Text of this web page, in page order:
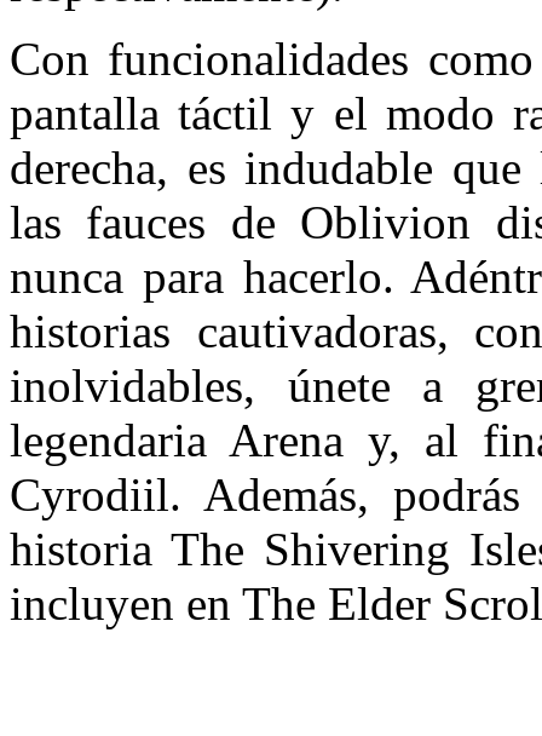
Con funcionalidades
pantalla táctil y el modo
derecha, es indudable
las fauces de Oblivion
nunca para hacerlo.
historias cautivadoras,
inolvidables, únete a
legendaria Arena y, al
Cyrodiil. Además,
historia The Shivering
incluyen en The Elder